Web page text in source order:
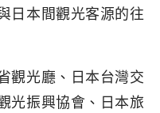
日本間觀光客源的往
觀光廳、日本台灣交
光振興協會、日本旅